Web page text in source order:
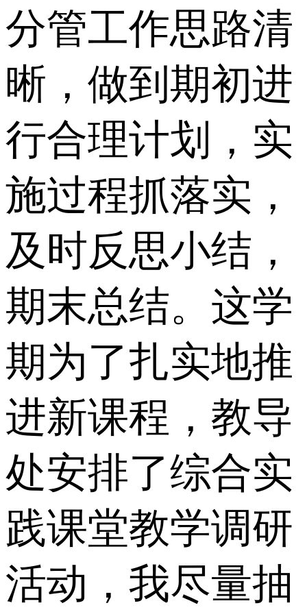
分管工作思路清
晰，做到期初进
行合理计划，实
施过程抓落实，
及时反思小结，
期末总结。这学
期为了扎实地推
进新课程，教导
处安排了综合实
践课堂教学调研
活动，我尽量抽